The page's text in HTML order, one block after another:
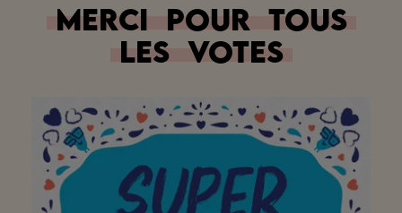
Merci pour tous
les votes